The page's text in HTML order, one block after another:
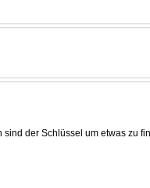
der Schlüssel um etwas zu